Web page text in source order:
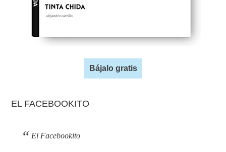
Bájalo gratis
EL FACEBOOKITO
El Facebookito